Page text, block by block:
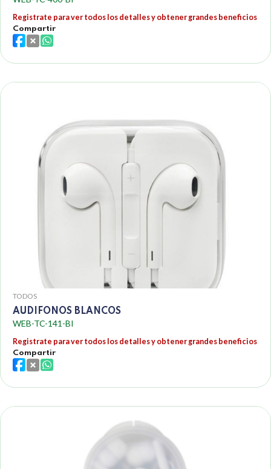
Registrate para ver todos los detalles y obtener grandes beneficios
Compartir
TODOS
AUDIFONOS BLANCOS
WEB-TC-141-BI
Registrate para ver todos los detalles y obtener grandes beneficios
Compartir